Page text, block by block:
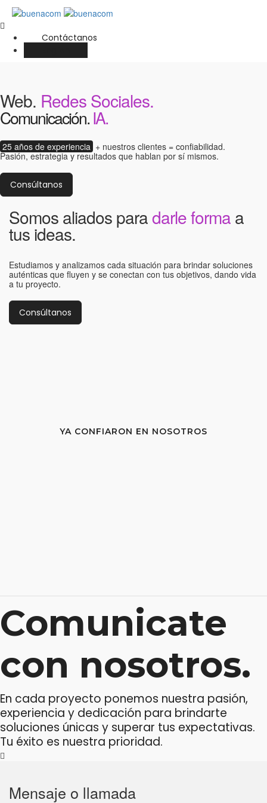
Contáctanos
Web. Redes Sociales.
Comunicación.IA.
25 años de experiencia + nuestros clientes = confiabilidad.
Pasión, estrategia y resultados que hablan por sí mismos.
Consúltanos
Somos aliados paradarle forma a
tus ideas.
Estudiamos y analizamos cada situación para brindar soluciones
auténticas que fluyen y se conectan con tus objetivos, dando vida
a tu proyecto.
Consúltanos
YA CONFIARON EN NOSOTROS
Comunicate
con nosotros.
En cada proyecto ponemos nuestra pasión,
experiencia y dedicación para brindarte
soluciones únicas y superar tus expectativas.
Tu éxito es nuestra prioridad.
Mensaje o llamada